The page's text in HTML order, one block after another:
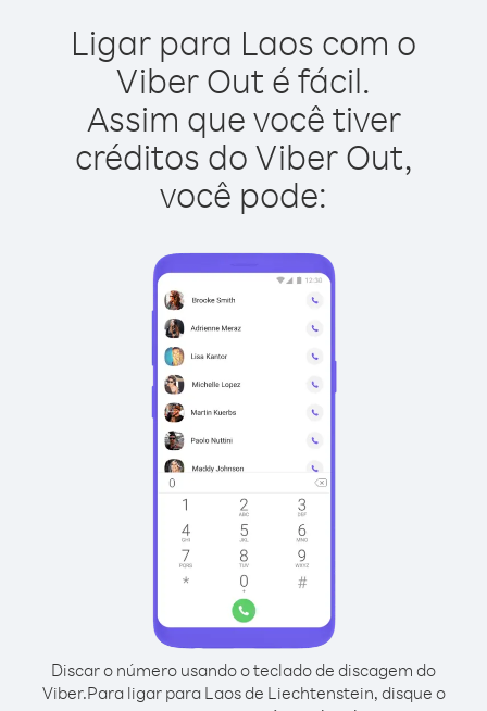
Ligar para Laos com o
Viber Out é fácil.
Assim que você tiver
créditos do Viber Out,
você pode:
Discar o número usando o teclado de discagem do
Viber.Para ligar para Laos de Liechtenstein, disque o